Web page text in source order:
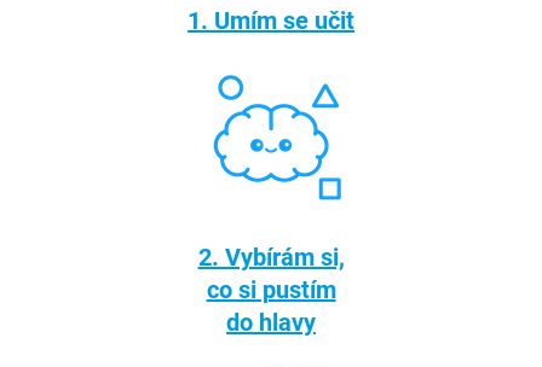
1. Umím se učit
2. Vybírám si,
co si pustím
do hlavy